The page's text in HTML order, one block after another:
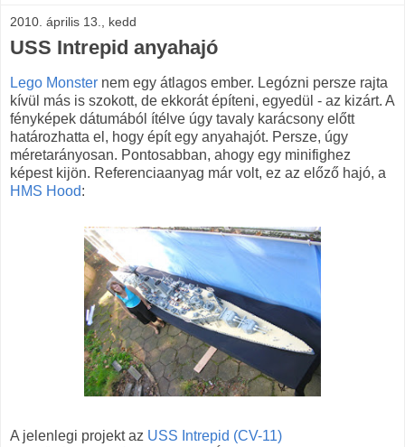
2010. április 13., kedd
USS Intrepid anyahajó
Lego Monster nem egy átlagos ember. Legózni persze rajta
kívül más is szokott, de ekkorát építeni, egyedül - az kizárt. A
fényképek dátumából ítélve úgy tavaly karácsony előtt
határozhatta el, hogy épít egy anyahajót. Persze, úgy
méretarányosan. Pontosabban, ahogy egy minifighez
képest kijön. Referenciaanyag már volt, ez az előző hajó, a
HMS Hood:
A jelenlegi projekt az USS Intrepid (CV-11)